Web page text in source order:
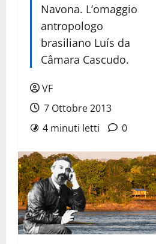
Navona. L’omaggio
antropologo
brasiliano Luís da
Câmara Cascudo.
VF
7 Ottobre 2013
4 minuti letti
0